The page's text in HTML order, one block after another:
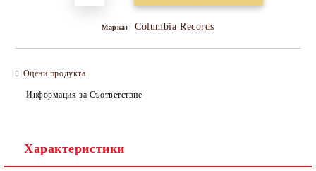
Марка: Columbia Records
Оцени продукта
Информация за Съответствие
Характеристики